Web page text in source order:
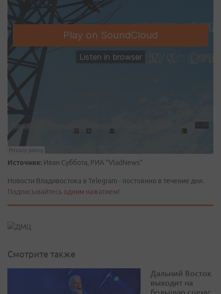
Источник: Иван Суббота, РИА "VladNews"
Новости Владивостока в Telegram - постоянно в течение дня.
Подписывайтесь одним нажатием!
Смотрите также
Дальний Восток
выходит на